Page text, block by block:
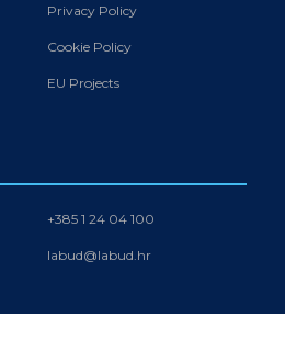
Privacy Policy
Cookie Policy
EU Projects
+385 1 24 04 100
labud@labud.hr